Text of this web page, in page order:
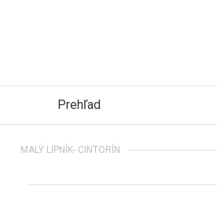
Prehľad
MALÝ LIPNÍK- CINTORÍN